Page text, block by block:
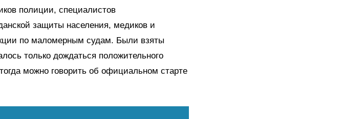
полиции, специалистов
защиты населения, медиков и
по маломерным судам. Были взяты
только дождаться положительного
можно говорить об официальном старте